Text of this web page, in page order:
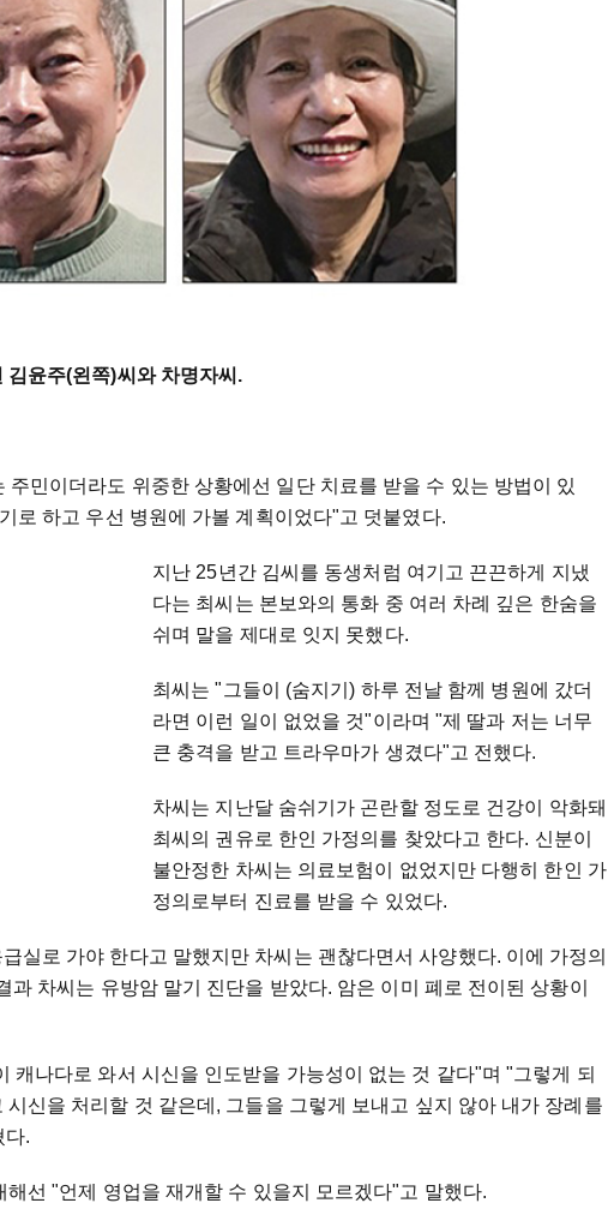
김윤주(왼쪽)씨와 차명자씨.
주민이더라도 위중한 상황에선 일단 치료를 받을 수 있는 방법이 있
로 하고 우선 병원에 가볼 계획이었다"고 덧붙였다.
지난 25년간 김씨를 동생처럼 여기고 끈끈하게 지냈
다는 최씨는 본보와의 통화 중 여러 차례 깊은 한숨을
쉬며 말을 제대로 잇지 못했다.
최씨는 "그들이 (숨지기) 하루 전날 함께 병원에 갔더
라면 이런 일이 없었을 것"이라며 "제 딸과 저는 너무
큰 충격을 받고 트라우마가 생겼다"고 전했다.
차씨는 지난달 숨쉬기가 곤란할 정도로 건강이 악화돼
최씨의 권유로 한인 가정의를 찾았다고 한다. 신분이
불안정한 차씨는 의료보험이 없었지만 다행히 한인 가
정의로부터 진료를 받을 수 있었다.
실로 가야 한다고 말했지만 차씨는 괜찮다면서 사양했다. 이에 가정의
과 차씨는 유방암 말기 진단을 받았다. 암은 이미 폐로 전이된 상황이
캐나다로 와서 시신을 인도받을 가능성이 없는 것 같다"며 "그렇게 되
신을 처리할 것 같은데, 그들을 그렇게 보내고 싶지 않아 내가 장례를
다.
선 "언제 영업을 재개할 수 있을지 모르겠다"고 말했다.